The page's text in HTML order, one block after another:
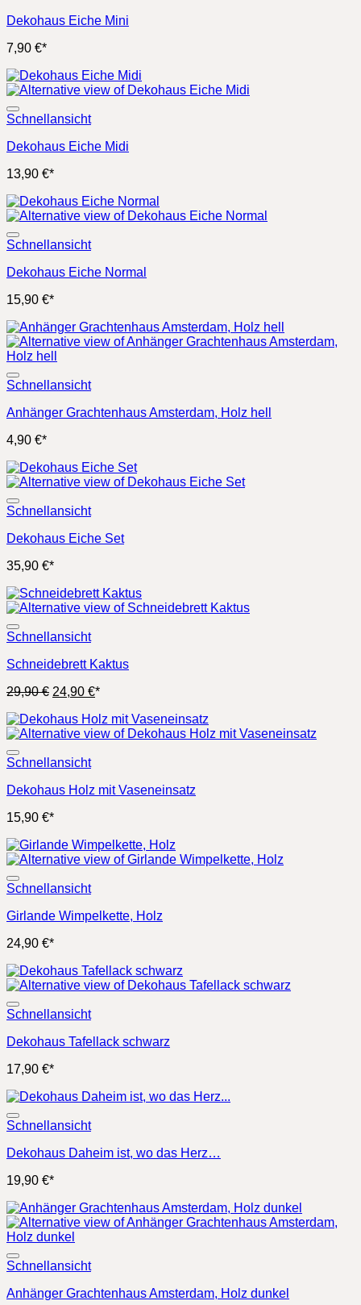
Dekohaus Eiche Mini
7,90 €*
Schnellansicht
Dekohaus Eiche Midi
13,90 €*
Schnellansicht
Dekohaus Eiche Normal
15,90 €*
Schnellansicht
Anhänger Grachtenhaus Amsterdam, Holz hell
4,90 €*
Schnellansicht
Dekohaus Eiche Set
35,90 €*
Schnellansicht
Schneidebrett Kaktus
29,90€ Ursprünglicher
war:
29,90 €
24,90 €Aktueller
ist:
24,90 €.
*
Schnellansicht
Dekohaus Holz mit Vaseneinsatz
15,90 €*
Schnellansicht
Girlande Wimpelkette, Holz
24,90 €*
Schnellansicht
Dekohaus Tafellack schwarz
17,90 €*
Schnellansicht
Dekohaus Daheim ist, wo das Herz…
19,90 €*
Schnellansicht
Anhänger Grachtenhaus Amsterdam, Holz dunkel